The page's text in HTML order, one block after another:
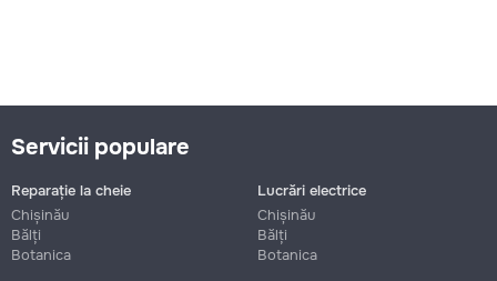
Servicii populare
Reparație la cheie
Chișinău
Bălți
Botanica
Lucrări electrice
Chișinău
Bălți
Botanica